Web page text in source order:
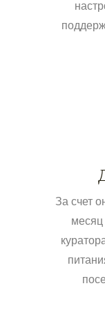
За счет
месяц